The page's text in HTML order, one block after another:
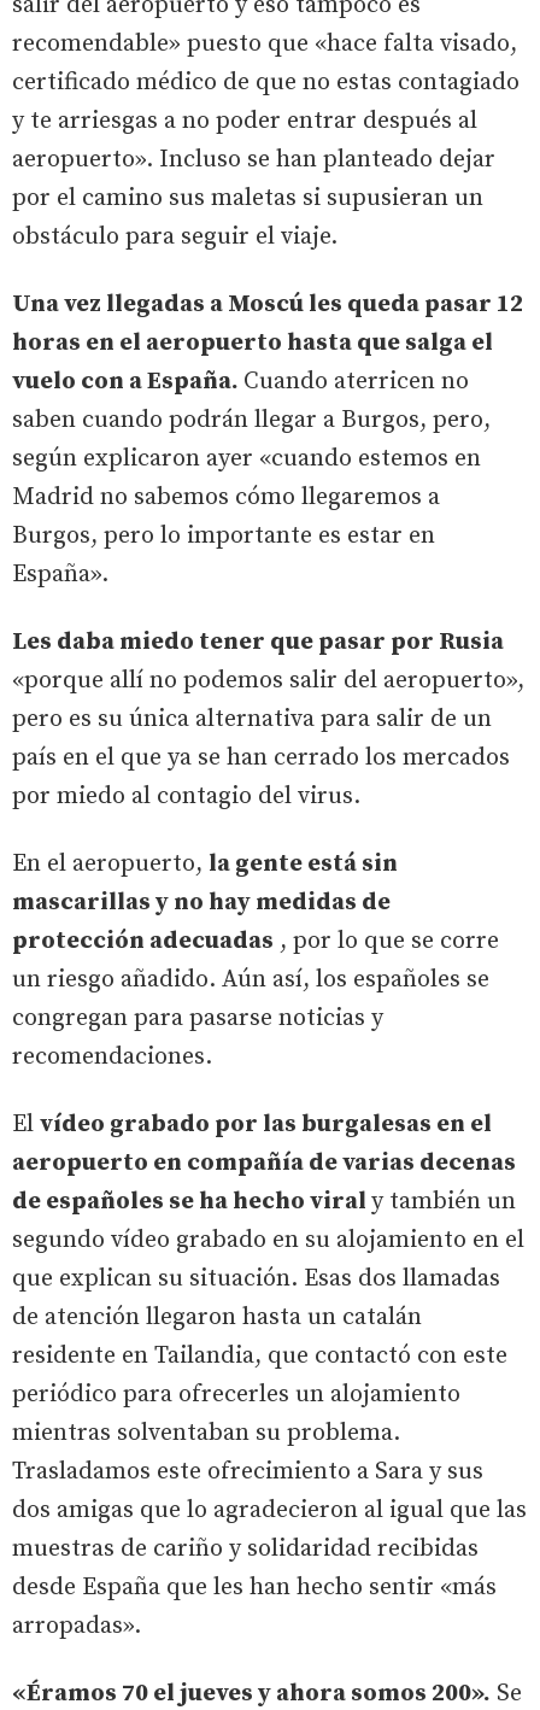
recomendable» puesto que «hace falta visado,
certificado médico de que no estas contagiado
y te arriesgas a no poder entrar después al
aeropuerto». Incluso se han planteado dejar
por el camino sus maletas si supusieran un
obstáculo para seguir el viaje.
Una vez llegadas a Moscú les queda pasar 12
horas en el aeropuerto hasta que salga el
vuelo con a España. Cuando aterricen no
saben cuando podrán llegar a Burgos, pero,
según explicaron ayer «cuando estemos en
Madrid no sabemos cómo llegaremos a
Burgos, pero lo importante es estar en
España».
Les daba miedo tener que pasar por Rusia
«porque allí no podemos salir del aeropuerto»,
pero es su única alternativa para salir de un
país en el que ya se han cerrado los mercados
por miedo al contagio del virus.
En el aeropuerto, la gente está sin
mascarillas y no hay medidas de
protección adecuadas , por lo que se corre
un riesgo añadido. Aún así, los españoles se
congregan para pasarse noticias y
recomendaciones.
El vídeo grabado por las burgalesas en el
aeropuerto en compañía de varias decenas
de españoles se ha hecho viral y también un
segundo vídeo grabado en su alojamiento en el
que explican su situación. Esas dos llamadas
de atención llegaron hasta un catalán
residente en Tailandia, que contactó con este
periódico para ofrecerles un alojamiento
mientras solventaban su problema.
Trasladamos este ofrecimiento a Sara y sus
dos amigas que lo agradecieron al igual que las
muestras de cariño y solidaridad recibidas
desde España que les han hecho sentir «más
arropadas».
«Éramos 70 el jueves y ahora somos 200». Se